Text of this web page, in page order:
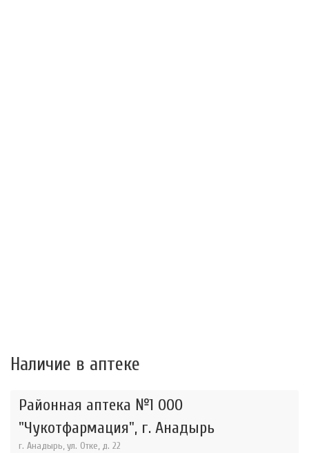
Наличие в аптеке
Районная аптека №1 ООО
"Чукотфармация", г. Анадырь
г. Анадырь, ул. Отке, д. 22